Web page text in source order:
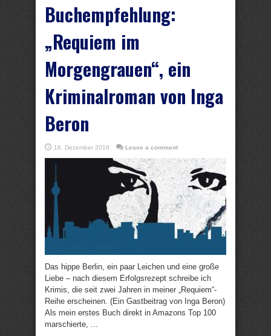
Buchempfehlung:
„Requiem im
Morgengrauen“, ein
Kriminalroman von Inga
Beron
16. Dezember 2016 Leave a comment
Das hippe Berlin, ein paar Leichen und eine große
Liebe – nach diesem Erfolgsrezept schreibe ich
Krimis, die seit zwei Jahren in meiner „Requiem“-
Reihe erscheinen. (Ein Gastbeitrag von Inga Beron)
Als mein erstes Buch direkt in Amazons Top 100
marschierte, ...